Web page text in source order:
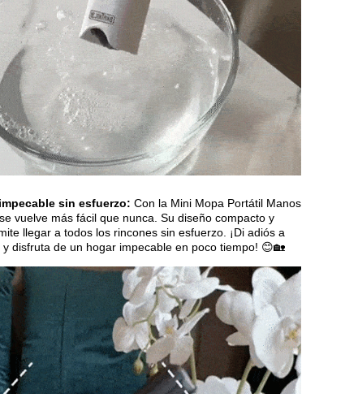
sin esfuerzo: Con la Mini Mopa Portátil Manos
vuelve más fácil que nunca. Su diseño compacto y
llegar a todos los rincones sin esfuerzo. ¡Di adiós a
disfruta de un hogar impecable en poco tiempo! 😊🏡